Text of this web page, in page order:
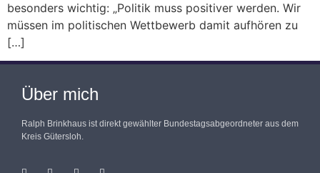
besonders wichtig: „Politik muss positiver werden. Wir
müssen im politischen Wettbewerb damit aufhören zu
[…]
Über mich
Ralph Brinkhaus ist direkt gewählter Bundestagsabgeordneter aus dem
Kreis Gütersloh.